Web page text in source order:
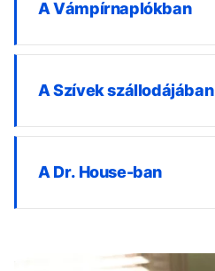
A Vámpírnaplókban
A Szívek szállodájában
A Dr. House-ban